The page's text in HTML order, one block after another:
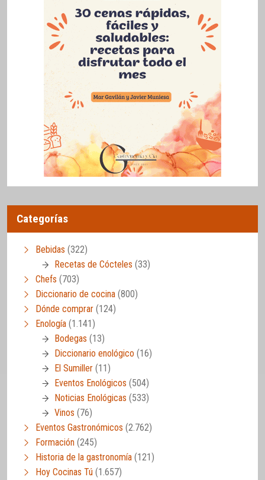
Categorías
Bebidas (322)
Recetas de Cócteles (33)
Chefs (703)
Diccionario de cocina (800)
Dónde comprar (124)
Enología (1.141)
Bodegas (13)
Diccionario enológico (16)
El Sumiller (11)
Eventos Enológicos (504)
Noticias Enológicas (533)
Vinos (76)
Eventos Gastronómicos (2.762)
Formación (245)
Historia de la gastronomía (121)
Hoy Cocinas Tú (1.657)